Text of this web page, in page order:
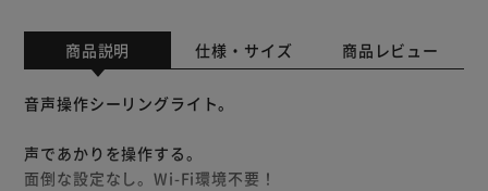
商品説明 仕様・サイズ 商品レビュー
音声操作シーリングライト。
声であかりを操作する。
面倒な設定なし。Wi-Fi環境不要！